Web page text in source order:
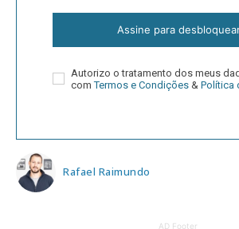
Assine para
Autorizo o tratamento dos meus
comTermos e Condições & Política
Rafael Raimundo
AD Footer